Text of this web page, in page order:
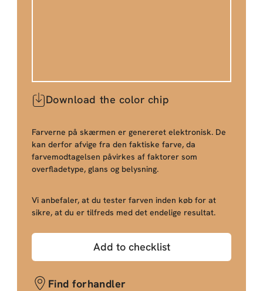
Download the color chip
Farverne på skærmen er genereret elektronisk. De
kan derfor afvige fra den faktiske farve, da
farvemodtagelsen påvirkes af faktorer som
overfladetype, glans og belysning.
Vi anbefaler, at du tester farven inden køb for at
sikre, at du er tilfreds med det endelige resultat.
Add to checklist
Find forhandler